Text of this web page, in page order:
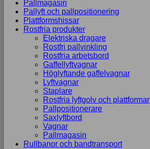
Pallmagasin
Pallyft och pallpositionering
Plattformshissar
Rostfria produkter
Elektriska dragare
Rostfri pallvinkling
Rostfria arbetsbord
Gaffellyftvagnar
Höglyftande gaffelvagnar
Lyftvagnar
Staplare
Rostfria lyftgolv och plattformar
Pallpositionerare
Saxlyftbord
Vagnar
Pallmagasin
Rullbanor och bandtransport